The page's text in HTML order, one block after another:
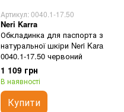
Артикул: 0040.1-17.50
Neri Karra
Обкладинка для паспорта з
натуральної шкіри Neri Kara
0040.1-17.50 червоний
1 109 грн
В наявності
Купити